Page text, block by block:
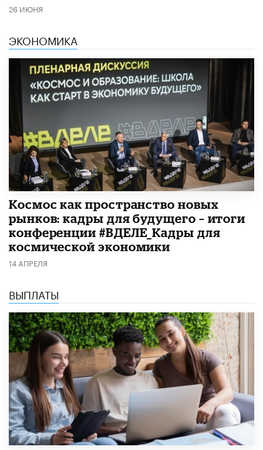
26 ИЮНЯ
ЭКОНОМИКА
Космос как пространство новых
рынков: кадры для будущего – итоги
конференции #ВДЕЛЕ_Кадры для
космической экономики
14 АПРЕЛЯ
ВЫПЛАТЫ